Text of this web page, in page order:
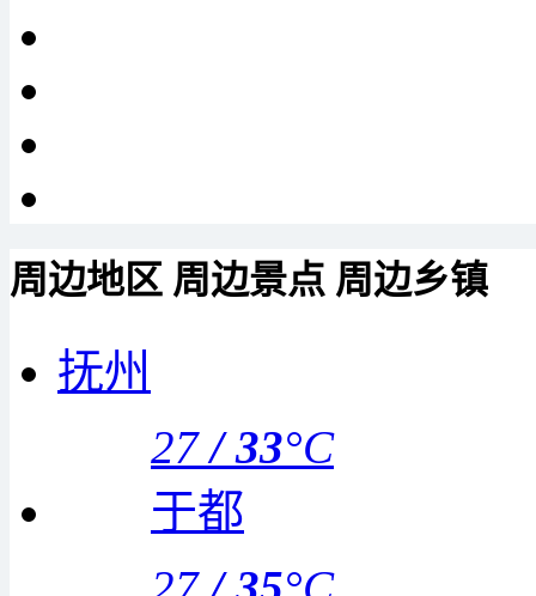
周边地区 周边景点 周边乡镇
抚州
27 /33°C
于都